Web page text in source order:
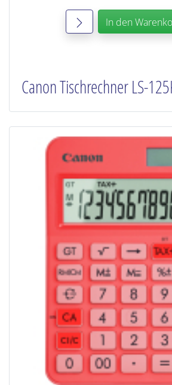
In den
Canon Tischrechner LS-